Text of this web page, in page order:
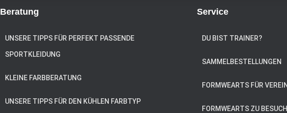
Beratung
UNSERE TIPPS FÜR PERFEKT PASSENDE
SPORTKLEIDUNG
KLEINE FARBBERATUNG
UNSERE TIPPS FÜR DEN KÜHLEN FARBTYP
Service
DU BIST TRAINER?
SAMMELBESTELLUNGEN
FORMWEARTS FÜR
FORMWEARTS ZU